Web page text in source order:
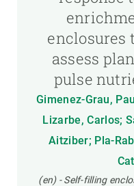
enclosures
assess
pulse
Gimenez-Grau,
Lizarbe, Carlos;
Aitziber; Pla-
(en) - Self-filling